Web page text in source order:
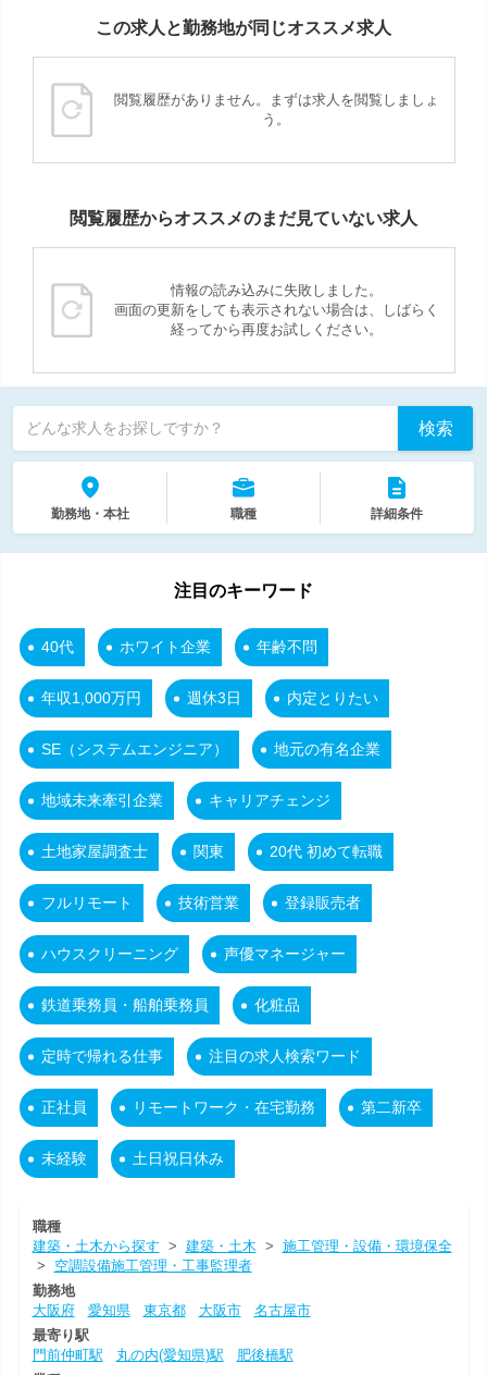
この求人と勤務地が同じオススメ求人
閲覧履歴がありません。まずは求人を閲覧しましょ
う。
閲覧履歴からオススメのまだ見ていない求人
情報の読み込みに失敗しました。
画面の更新をしても表示されない場合は、しばらく
経ってから再度お試しください。
どんな求人をお探しですか？ 検索
勤務地・本社 職種 詳細条件
注目のキーワード
40代 ホワイト企業 年齢不問
年収1,000万円 週休3日 内定とりたい
SE（システムエンジニア） 地元の有名企業
地域未来牽引企業 キャリアチェンジ
土地家屋調査士 関東 20代 初めて転職
フルリモート 技術営業 登録販売者
ハウスクリーニング 声優マネージャー
鉄道乗務員・船舶乗務員 化粧品
定時で帰れる仕事 注目の求人検索ワード
正社員 リモートワーク・在宅勤務 第二新卒
未経験 土日祝日休み
職種
建築・土木から探す > 建築・土木 > 施工管理・設備・環境保全
> 空調設備施工管理・工事監理者
勤務地
大阪府
愛知県 東京都 大阪市
名古屋市
最寄り駅
門前仲町駅
丸の内(愛知県)駅
肥後橋駅